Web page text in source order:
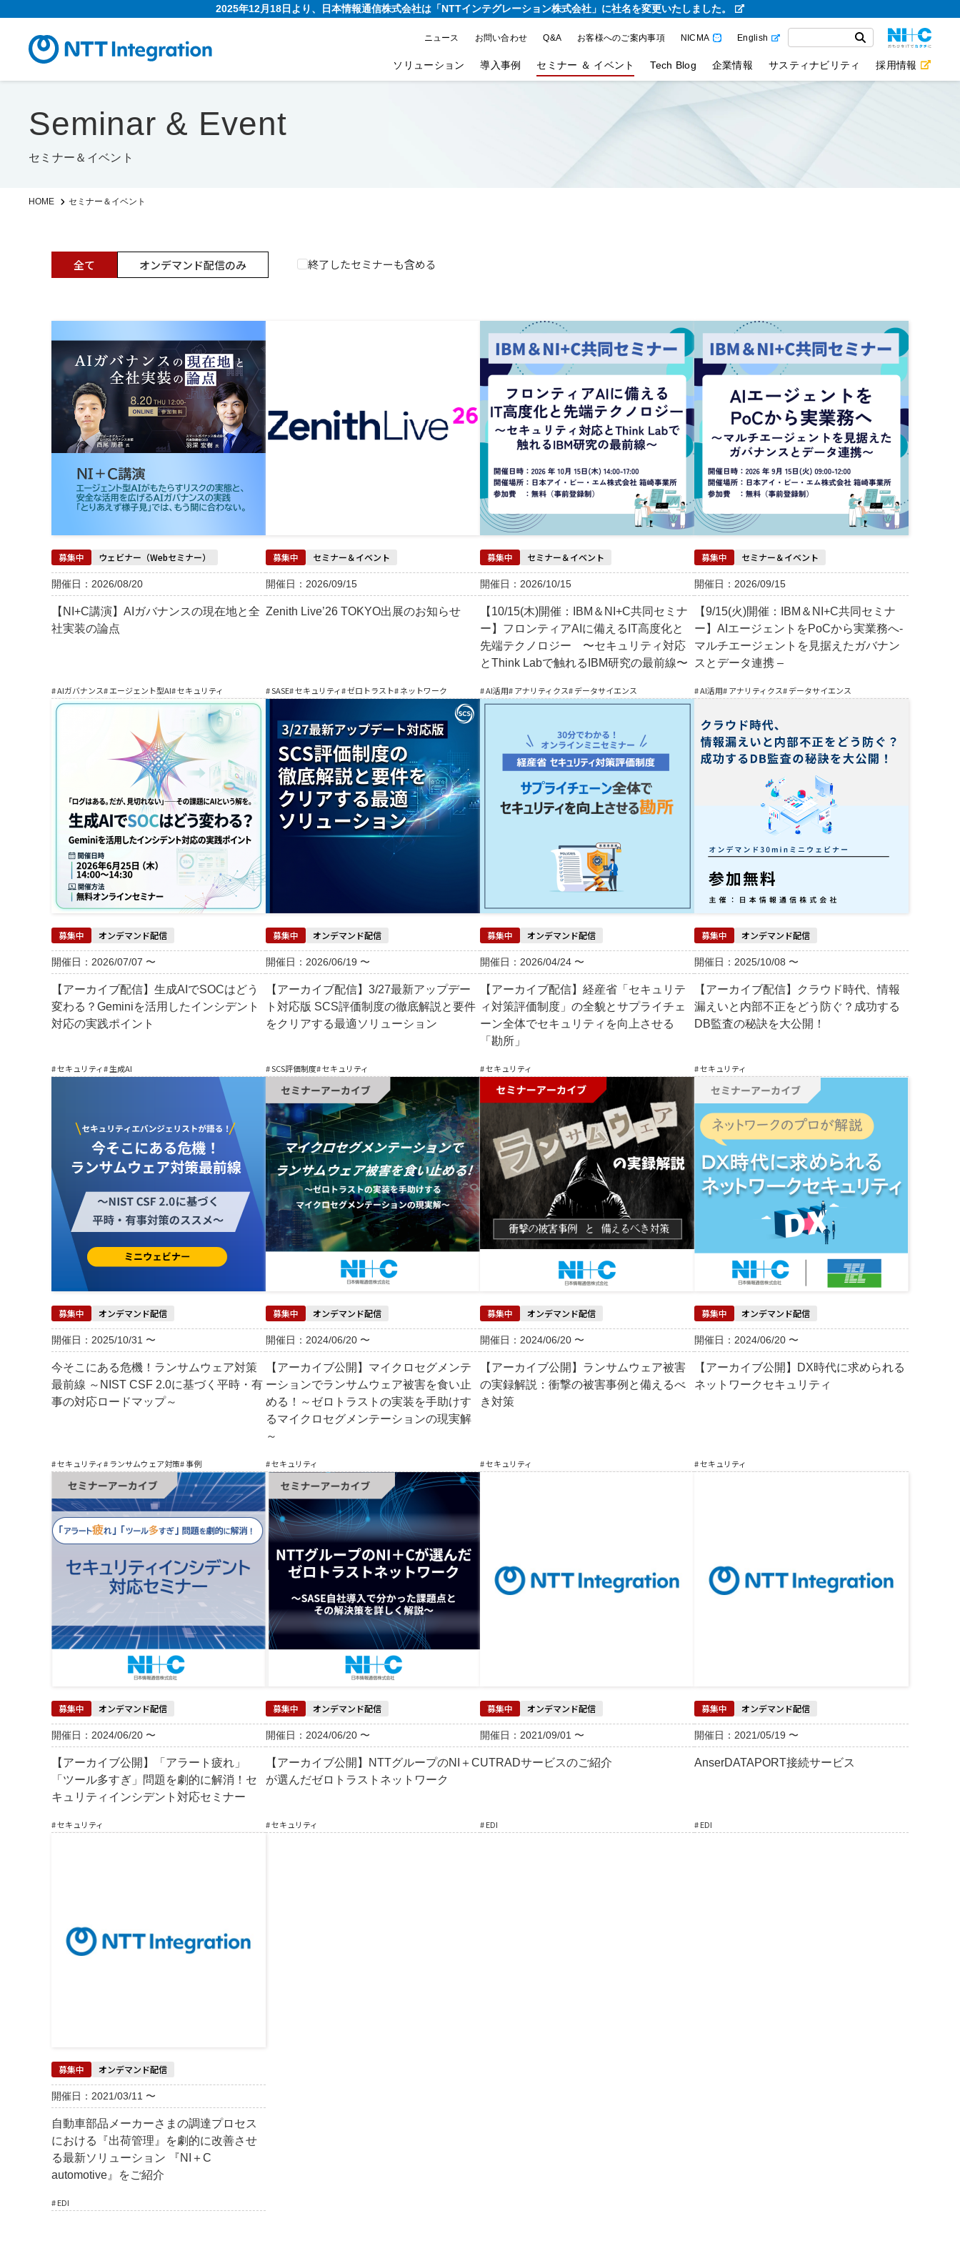
2025年12月18日より、日本情報通信株式会社は「NTTインテグレーション株式会社」に社名を変更いたしました。
ニュース お問い合わせ Q&A お客様へのご案内事項 NICMA English
ソリューション 導入事例 セミナー ＆ イベント Tech Blog 企業情報 サスティナビリティ 採用情報
Seminar & Event
セミナー＆イベント
HOME セミナー＆イベント
全て オンデマンド配信のみ 終了したセミナーも含める
募集中 ウェビナー（Webセミナー）
開催日：2026/08/20
【NI+C講演】AIガバナンスの現在地と全
社実装の論点
# AIガバナンス# エージェント型AI# セキュリティ
募集中 セミナー＆イベント
開催日：2026/09/15
Zenith Live’26 TOKYO出展のお知らせ
# SASE# セキュリティ# ゼロトラスト# ネットワーク
募集中 セミナー＆イベント
開催日：2026/10/15
【10/15(木)開催：IBM＆NI+C共同セミナ
ー】フロンティアAIに備えるIT高度化と
先端テクノロジー 〜セキュリティ対応
とThink Labで触れるIBM研究の最前線〜
# AI活用# アナリティクス# データサイエンス
募集中 セミナー＆イベント
開催日：2026/09/15
【9/15(火)開催：IBM＆NI+C共同セミナ
ー】AIエージェントをPoCから実業務へ-
マルチエージェントを見据えたガバナン
スとデータ連携 –
# AI活用# アナリティクス# データサイエンス
募集中 オンデマンド配信
開催日：2026/07/07 〜
【アーカイブ配信】生成AIでSOCはどう
変わる？Geminiを活用したインシデント
対応の実践ポイント
# セキュリティ# 生成AI
募集中 オンデマンド配信
開催日：2026/06/19 〜
【アーカイブ配信】3/27最新アップデー
ト対応版 SCS評価制度の徹底解説と要件
をクリアする最適ソリューション
# SCS評価制度# セキュリティ
募集中 オンデマンド配信
開催日：2026/04/24 〜
【アーカイブ配信】経産省「セキュリテ
ィ対策評価制度」の全貌とサプライチェ
ーン全体でセキュリティを向上させる
「勘所」
# セキュリティ
募集中 オンデマンド配信
開催日：2025/10/08 〜
【アーカイブ配信】クラウド時代、情報
漏えいと内部不正をどう防ぐ？成功する
DB監査の秘訣を大公開！
# セキュリティ
募集中 オンデマンド配信
開催日：2025/10/31 〜
今そこにある危機！ランサムウェア対策
最前線 ～NIST CSF 2.0に基づく平時・有
事の対応ロードマップ～
# セキュリティ# ランサムウェア対策# 事例
募集中 オンデマンド配信
開催日：2024/06/20 〜
【アーカイブ公開】マイクロセグメンテ
ーションでランサムウェア被害を食い止
める！～ゼロトラストの実装を手助けす
るマイクロセグメンテーションの現実解
～
# セキュリティ
募集中 オンデマンド配信
開催日：2024/06/20 〜
【アーカイブ公開】ランサムウェア被害
の実録解説：衝撃の被害事例と備えるべ
き対策
# セキュリティ
募集中 オンデマンド配信
開催日：2024/06/20 〜
【アーカイブ公開】DX時代に求められる
ネットワークセキュリティ
# セキュリティ
募集中 オンデマンド配信
開催日：2024/06/20 〜
【アーカイブ公開】「アラート疲れ」
「ツール多すぎ」問題を劇的に解消！セ
キュリティインシデント対応セミナー
# セキュリティ
募集中 オンデマンド配信
開催日：2024/06/20 〜
【アーカイブ公開】NTTグループのNI＋C
が選んだゼロトラストネットワーク
# セキュリティ
募集中 オンデマンド配信
開催日：2021/09/01 〜
UTRADサービスのご紹介
# EDI
募集中 オンデマンド配信
開催日：2021/05/19 〜
AnserDATAPORT接続サービス
# EDI
募集中 オンデマンド配信
開催日：2021/03/11 〜
自動車部品メーカーさまの調達プロセス
における『出荷管理』を劇的に改善させ
る最新ソリューション 『NI＋C
automotive』をご紹介
# EDI